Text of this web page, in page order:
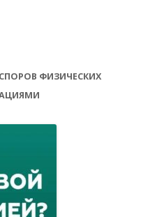
ФИЗИЧЕСКИХ